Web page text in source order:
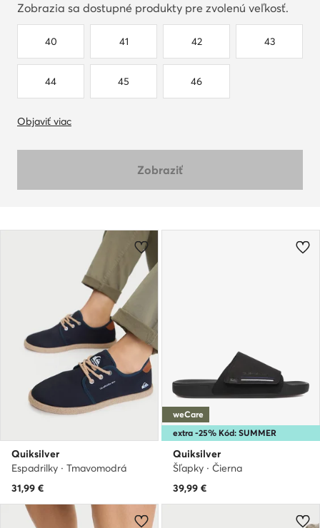
Zobrazia sa dostupné produkty pre zvolenú veľkosť.
40 41 42 43
44 45 46
Objaviť viac
Zobraziť
Quiksilver
Espadrilky · Tmavomodrá
31,99 €
extra -25% Kód: SUMMER
weCare
Quiksilver
Šľapky · Čierna
39,99 €